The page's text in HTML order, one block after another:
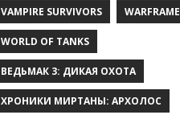
VAMPIRE SURVIVORS WARFRAME
WORLD OF TANKS
ВЕДЬМАК 3: ДИКАЯ ОХОТА
ХРОНИКИ МИРТАНЫ: АРХОЛОС